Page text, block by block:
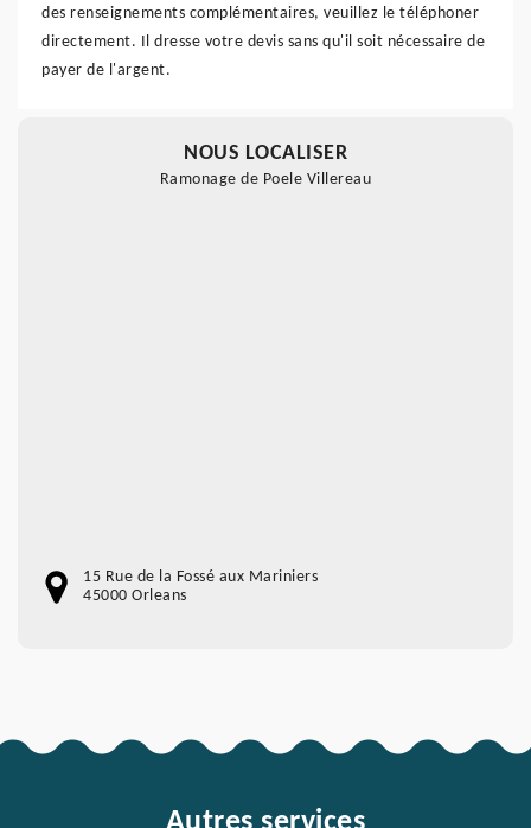
des renseignements complémentaires, veuillez le téléphoner
directement. Il dresse votre devis sans qu'il soit nécessaire de
payer de l'argent.
NOUS LOCALISER
Ramonage de Poele Villereau
15 Rue de la Fossé aux Mariniers
45000 Orleans